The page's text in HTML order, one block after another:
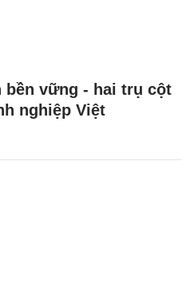
bền vững - hai trụ cột
nghiệp Việt